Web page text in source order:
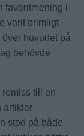
favoritmening i
varit orimligt
huvudet på
behövde
till en
artiklar
stod på både